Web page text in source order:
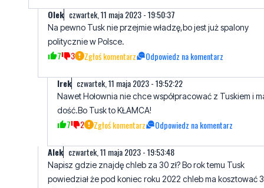
że Tusk szykuje się do przejęcia władzy po PiS.
3 7 Zgłoś komentarz Odpowiedz na komentarz
Olek czwartek, 11 maja 2023 - 19:50:37
politycznie w Polsce.
7 3 Zgłoś komentarz Odpowiedz na komentarz
Irek czwartek, 11 maja 2023 - 19:52:22
dość.Bo Tusk to KŁAMCA!
7 2 Zgłoś komentarz Odpowiedz na komentarz